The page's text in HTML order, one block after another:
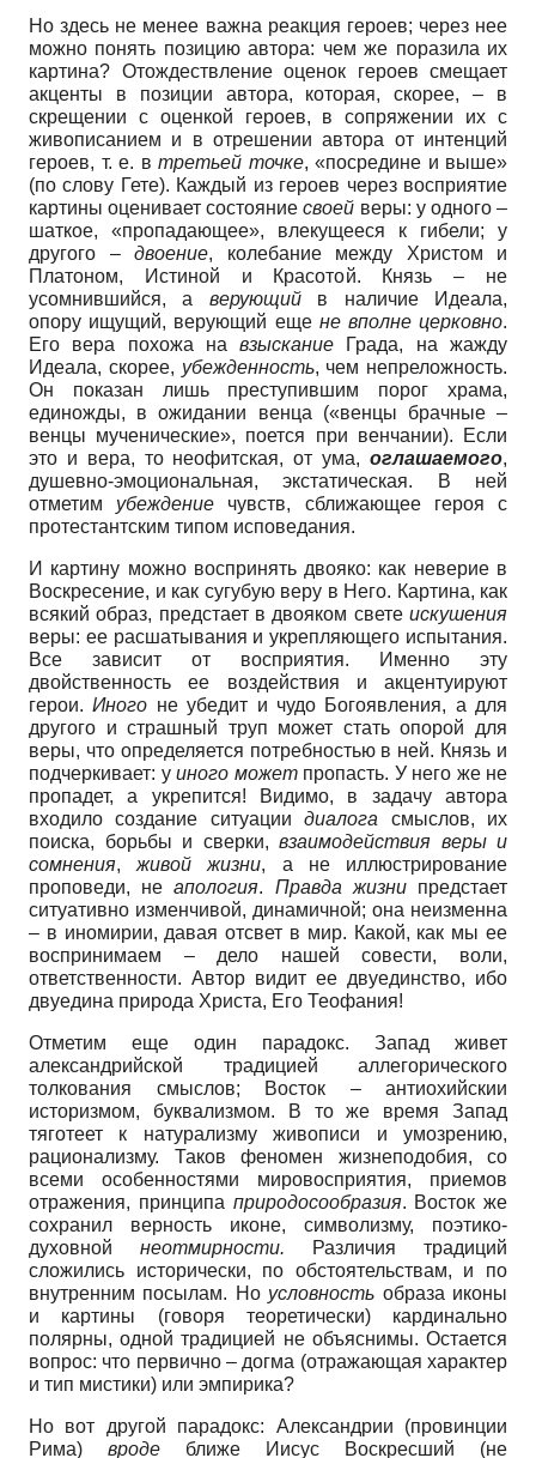
Но здесь не менее важна реакция героев; через нее
можно понять позицию автора: чем же поразила их
картина? Отождествление оценок героев смещает
акценты в позиции автора, которая, скорее, – в
скрещении с оценкой героев, в сопряжении их с
живописанием и в отрешении автора от интенций
героев, т. е. в третьей точке, «посредине и выше»
(по слову Гете). Каждый из героев через восприятие
картины оценивает состояниесвоей веры: у одного –
шаткое, «пропадающее», влекущееся к гибели; у
другого – двоение, колебание между Христом и
Платоном, Истиной и Красотой. Князь – не
усомнившийся, а верующийв наличие Идеала,
опору ищущий, верующий еще не вполне церковно.
Его вера похожа навзыскание Града, на жажду
Идеала, скорее, убежденность, чем непреложность.
Он показан лишь преступившим порог храма,
единожды, в ожидании венца («венцы брачные –
венцы мученические», поется при венчании). Если
это и вера, то неофитская, от ума, оглашаемого,
душевно-эмоциональная, экстатическая. В ней
отметим убеждение чувств, сближающее героя с
протестантским типом исповедания.
И картину можно воспринять двояко: как неверие в
Воскресение, и как сугубую веру в Него. Картина, как
всякий образ, предстает в двояком свете искушения
веры: ее расшатывания и укрепляющего испытания.
Все зависит от восприятия. Именно эту
двойственность ее воздействия и акцентуируют
герои.Иного не убедит и чудо Богоявления, а для
другого и страшный труп может стать опорой для
веры, что определяется потребностью в ней. Князь и
подчеркивает: у иного можетпропасть. У него же не
пропадет, а укрепится! Видимо, в задачу автора
входило создание ситуациидиалога смыслов, их
поиска, борьбы и сверки, взаимодействия веры и
сомнения,живой жизни, а не иллюстрирование
проповеди, неапология. Правда жизнипредстает
ситуативно изменчивой, динамичной; она неизменна
– в иномирии, давая отсвет в мир. Какой, как мы ее
воспринимаем – дело нашей совести, воли,
ответственности. Автор видит ее двуединство, ибо
двуедина природа Христа, Его Теофания!
Отметим еще один парадокс. Запад живет
александрийской традицией аллегорического
толкования смыслов; Восток – антиохийскии
историзмом, буквализмом. В то же время Запад
тяготеет к натурализму живописи и умозрению,
рационализму. Таков феномен жизнеподобия, со
всеми особенностями мировосприятия, приемов
отражения, принципа природосообразия. Восток же
сохранил верность иконе, символизму, поэтико-
духовной неотмирности. Различия традиций
сложились исторически, по обстоятельствам, и по
внутренним посылам. Но условность образа иконы
и картины (говоря теоретически) кардинально
полярны, одной традицией не объяснимы. Остается
вопрос: что первично – догма (отражающая характер
и тип мистики) или эмпирика?
Но вот другой парадокс: Александрии (провинции
Рима) вроде ближе Иисус Воскресший (не